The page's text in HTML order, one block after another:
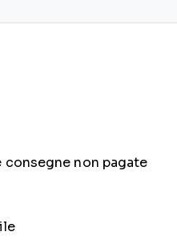
consegne non pagate